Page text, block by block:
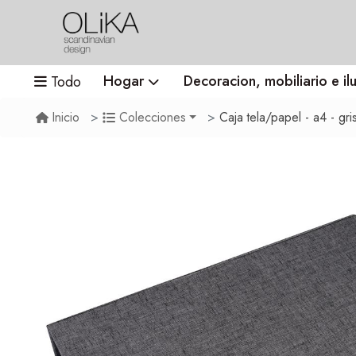
Todo Hogar Decoracion, mobiliario e
Inicio Colecciones Caja tela/papel - a4 -